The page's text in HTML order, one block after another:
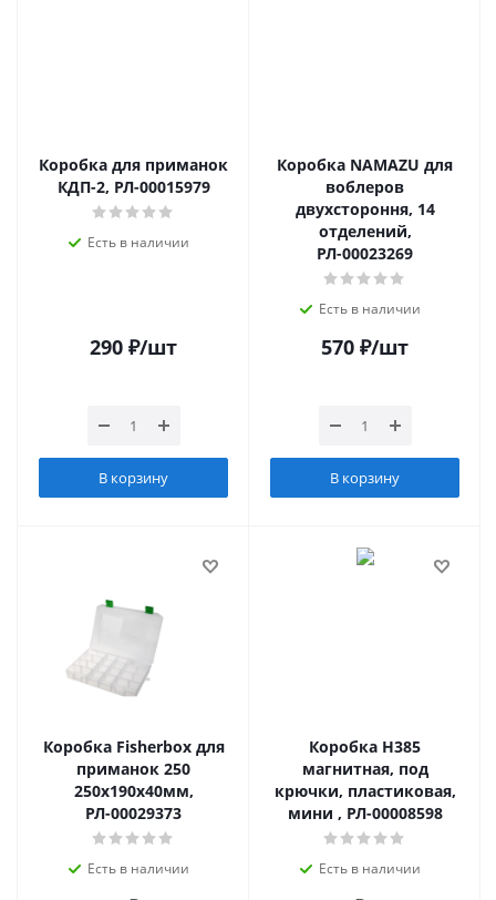
Коробка для приманок
КДП-2, РЛ-00015979
Есть в наличии
290 ₽/шт
В корзину
Коробка NAMAZU для
воблеров
двухстороння, 14
отделений,
РЛ-00023269
Есть в наличии
570 ₽/шт
В корзину
Коробка Fisherbox для
приманок 250
250х190х40мм,
РЛ-00029373
Есть в наличии
Коробка H385
магнитная, под
крючки, пластиковая,
мини , РЛ-00008598
Есть в наличии